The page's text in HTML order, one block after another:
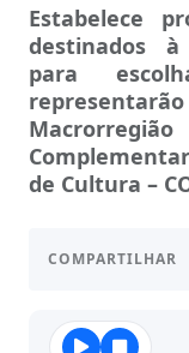
Estabelece
destinados à
para
de Cultura –
COMPARTILHAR